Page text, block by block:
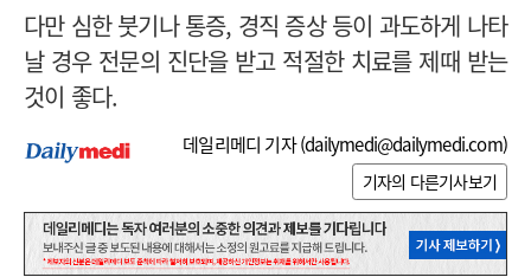
다만 심한 붓기나 통증, 경직 증상 등이 과도하게 나타
날 경우 전문의 진단을 받고 적절한 치료를 제때 받는
것이 좋다.
데일리메디 기자 (dailymedi@dailymedi.com)
기자의 다른기사보기